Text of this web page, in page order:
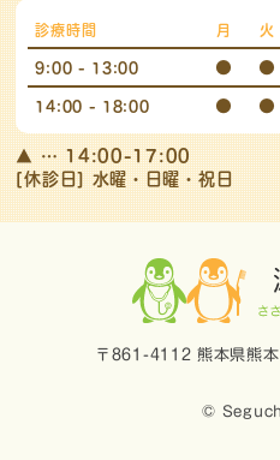
診療時間 月 火
9:00 - 13:00 ● ●
14:00 - 18:00 ● ●
▲… 14:00-17:00
[休診日] 水曜・日曜・祝日
〒861-4112 熊本県熊
©